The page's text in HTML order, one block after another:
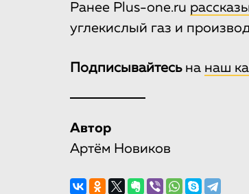
Ранее Plus-one.ru
углекислый газ и
Подписывайтесьна наш
Автор
Артём Новиков